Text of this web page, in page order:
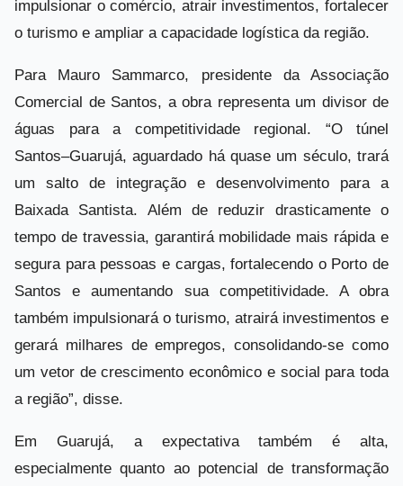
impulsionar o comércio, atrair investimentos, fortalecer
o turismo e ampliar a capacidade logística da região.
Para Mauro Sammarco, presidente da Associação
Comercial de Santos, a obra representa um divisor de
águas para a competitividade regional. “O túnel
Santos–Guarujá, aguardado há quase um século, trará
um salto de integração e desenvolvimento para a
Baixada Santista. Além de reduzir drasticamente o
tempo de travessia, garantirá mobilidade mais rápida e
segura para pessoas e cargas, fortalecendo o Porto de
Santos e aumentando sua competitividade. A obra
também impulsionará o turismo, atrairá investimentos e
gerará milhares de empregos, consolidando-se como
um vetor de crescimento econômico e social para toda
a região”, disse.
Em Guarujá, a expectativa também é alta,
especialmente quanto ao potencial de transformação